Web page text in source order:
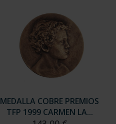
MEDALLA COBRE PREMIOS
TFP 1999 CARMEN LA...